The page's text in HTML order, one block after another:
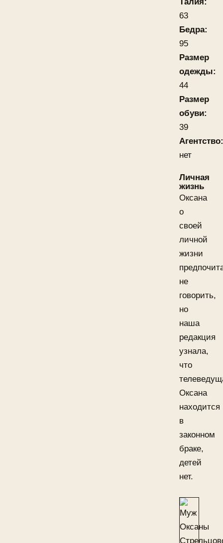
63
Бедра:
95
Размер
одежды:
44
Размер
обуви:
39
Агентство:
нет
Личная
жизнь
Оксана
о
своей
личной
жизни
не
говорить,
но
наша
редакция
узнала,
что
Оксана
находится
в
законном
браке,
детей
нет.